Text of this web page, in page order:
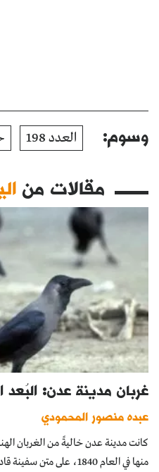
وسوم: العدد 198
مقالات من
غربان مدينة عدن: البُعد
عبده منصور المحمودي
كانت مدينة عدن خاليةً من الغربان
منها في العام 1840، على